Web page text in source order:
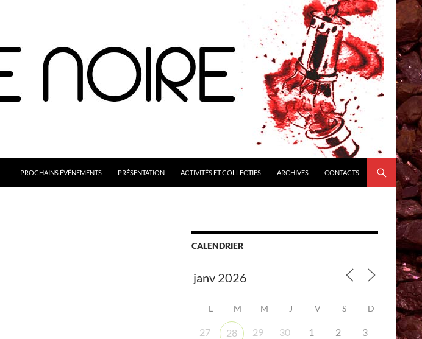
PROCHAINS ÉVÉNEMENTS PRÉSENTATION ACTIVITÉS ET COLLECTIFS ARCHIVES CONTACTS
CALENDRIER
L M M J V S D
27 28 29 30 1 2 3